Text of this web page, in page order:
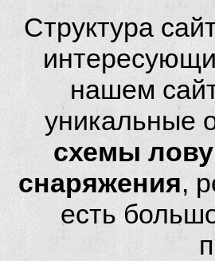
Структура
нашем
уникальные
схемы
снаряжения,
есть